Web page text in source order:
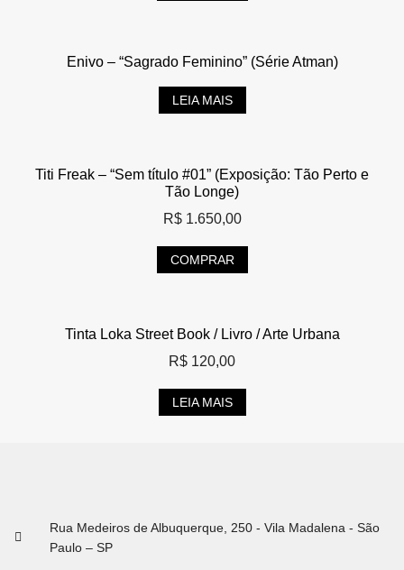
Enivo – “Sagrado Feminino” (Série Atman)
LEIA MAIS
Titi Freak – “Sem título #01” (Exposição: Tão Perto e
Tão Longe)
R$1.650,00
COMPRAR
Tinta Loka Street Book / Livro / Arte Urbana
R$ 120,00
LEIA MAIS
Rua Medeiros de Albuquerque, 250 - Vila Madalena - São
Paulo – SP